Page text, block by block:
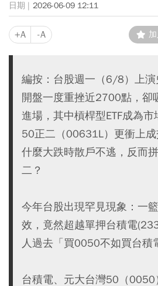
2026-06-09 12:11
+A -A
編按：台股週一（6/8）上
開盤一度重挫近2700點，卻
進場，其中槓桿型ETF成為
50正二（00631L）更衝上
什麼大跌時散戶不逃，反而
二？
今年台股出現罕見現象：一
效，竟然超越單押台積電
人過去「買0050不如買台積
台積電、元大台灣50（